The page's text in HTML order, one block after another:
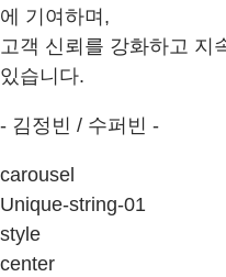
에 기여하며,
고객 신뢰를 강화하고 지
있습니다.
- 김정빈 / 수퍼빈 -
carousel
Unique-string-01
style
center